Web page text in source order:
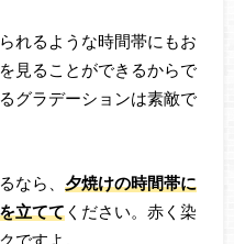
れるような時間帯にもお
見ることができるからで
グラデーションは素敵で
なら、 夕焼けの時間帯に
立ててください。赤く染
ですよ。